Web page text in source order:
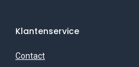
Klantenservice
Contact